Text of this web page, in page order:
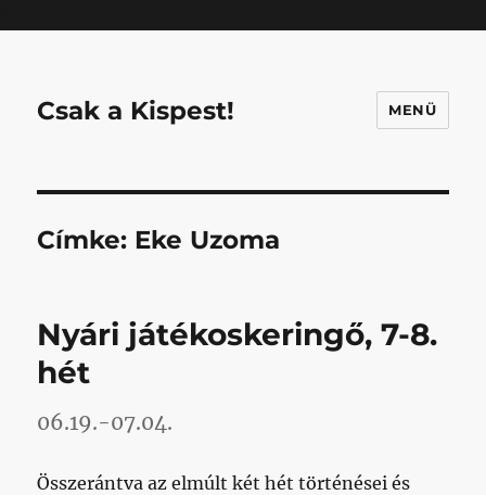
Csak a Kispest! MENÜ
Címke: Eke Uzoma
Nyári játékoskeringő, 7-8.
hét
06.19.-07.04.
Összerántva az elmúlt két hét történései és